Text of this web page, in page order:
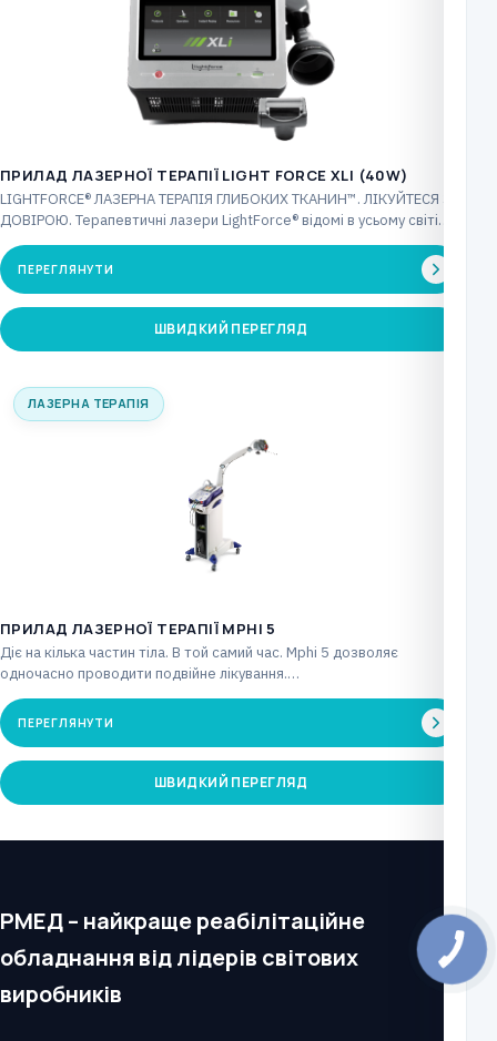
ПРИЛАД ЛАЗЕРНОЇ ТЕРАПІЇ LIGHT FORCE XLI (40W)
LIGHTFORCE® ЛАЗЕРНА ТЕРАПІЯ ГЛИБОКИХ ТКАНИН™. ЛІКУЙТЕСЯ З
ДОВІРОЮ. Терапевтичні лазери LightForce® відомі в усьому світі
інноваційними…
ПЕРЕГЛЯНУТИ
ШВИДКИЙ ПЕРЕГЛЯД
ЛАЗЕРНА ТЕРАПІЯ
ПРИЛАД ЛАЗЕРНОЇ ТЕРАПІЇ MPHI 5
Діє на кілька частин тіла. В той самий час. Mphi 5 дозволяє
одночасно проводити подвійне лікування.…
ПЕРЕГЛЯНУТИ
ШВИДКИЙ ПЕРЕГЛЯД
РМЕД – найкраще реабілітаційне
обладнання від лідерів світових
виробників